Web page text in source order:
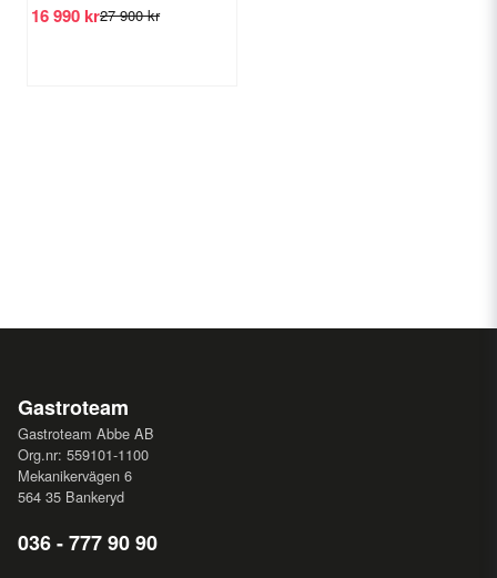
27 900 kr
16 990 kr
Gastroteam
Gastroteam Abbe AB
Org.nr: 559101-1100
Mekanikervägen 6
564 35 Bankeryd
036 - 777 90 90